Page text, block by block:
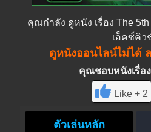
คุณกำลัง ดูหนัง เรื่อง The
เอ็คซ์คิว
ดูหนังออนไลน์ไม่ได้
คุณชอบหนังเรื่อ
Like + 2
ตัวเล่นหลัก